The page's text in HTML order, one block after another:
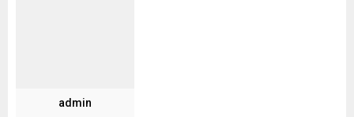
admin